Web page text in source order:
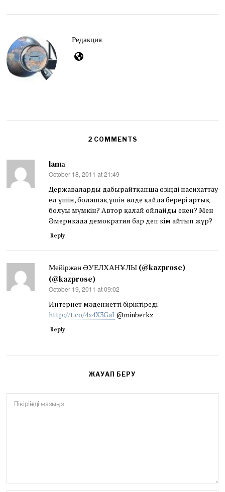
Редакция
2 COMMENTS
lamа
says:
October 18, 2011 at 21:49
Державаларды дабырайтқанша өзіңді насихаттау
ел үшін, болашақ үшін әлде қайда берері артық
болуы мүмкін? Автор қалай ойлайды екен? Мен
Әмерикада демократия бар деп кім айтып жүр?
Reply
Мейіржан ӘУЕЛХАНҰЛЫ (@kazprose)
(@kazprose)
says:
October 19, 2011 at 09:02
Интернет мәдениетті біріктіреді
http://t.co/4x4X3GaI @minberkz
Reply
ЖАУАП БЕРУ